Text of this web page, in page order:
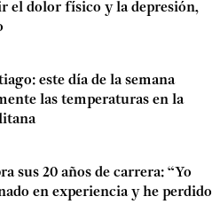
el dolor físico y la depresión,
este día de la semana
las temperaturas en la
sus 20 años de carrera: “Yo
en experiencia y he perdido